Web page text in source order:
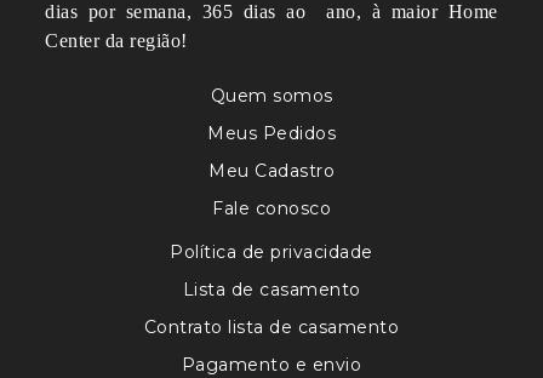
dias por semana, 365 dias ao ano, à maior Home
Center da região!
Quem somos
Meus Pedidos
Meu Cadastro
Fale conosco
Política de privacidade
Lista de casamento
Contrato lista de casamento
Pagamento e envio